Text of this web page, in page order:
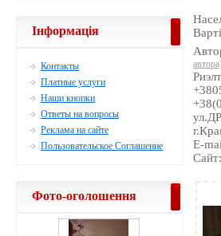
E-
Інформація
Контакты
Платные услуги
Наши кнопки
Ответы на вопросы
Реклама на сайте
Пользовательское Соглашение
Фото-оголошення